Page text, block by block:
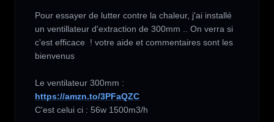
Pour essayer de lutter contre la chaleur, j'ai installé
un ventillateur d'extraction de 300mm .. On verra si
c'est efficace  ! votre aide et commentaires sont les
bienvenus
https://amzn.to/3PFaQZC
C'est celui ci : 56w 1500m3/h